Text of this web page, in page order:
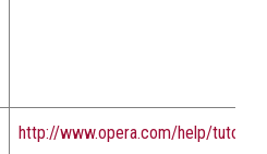
http://www.opera.com/help/